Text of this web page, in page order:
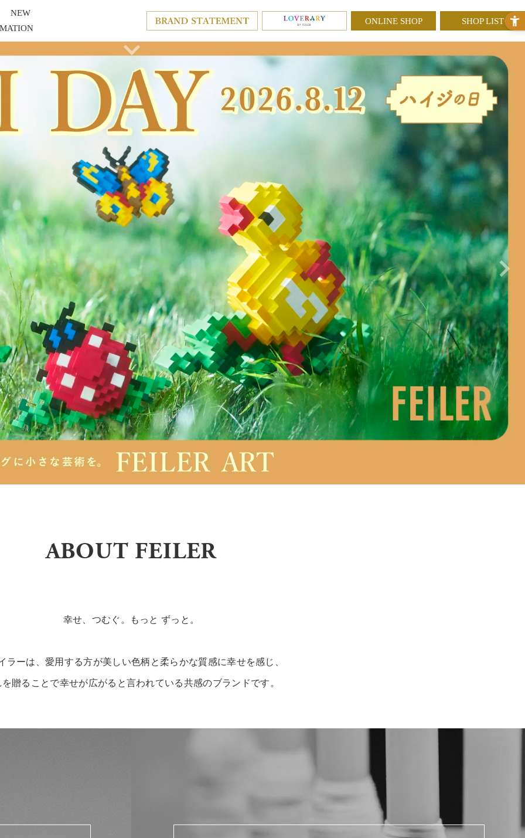
NEW
ONLINE SHOP SHOP LIST
ABOUT FEILER
幸せ、つむぐ。もっと ずっと。
ラーは、愛用する方が美しい色柄と柔らかな質感に幸せを感じ、
贈ることで幸せが広がると言われている共感のブランドです。